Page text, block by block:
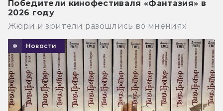
Победители кинофестиваля «Фантазия» в
2026 году
Жюри и зрители разошлись во мнениях
Новости